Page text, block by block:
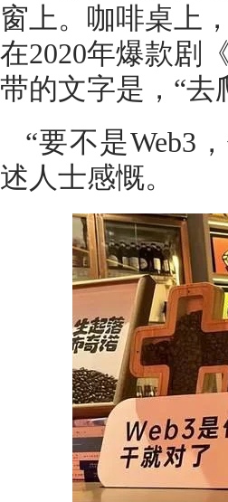
窗上。咖啡桌上
在2020年爆款剧
带的文字是，“去
“要不是Web3
述人士感慨。